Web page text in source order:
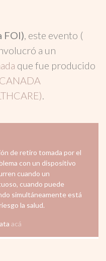
FOI), este evento (
a un
que fue producido
.
de retiro tomada por el
con un dispositivo
cuando un
cuando puede
simultáneamente está
la salud.
acá